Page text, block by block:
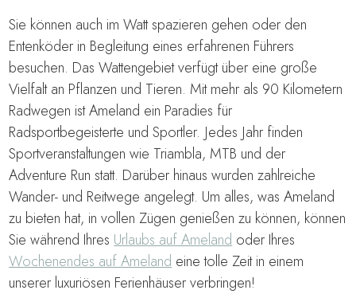
Sie können auch im Watt spazieren gehen oder den
Entenköder in Begleitung eines erfahrenen Führers
besuchen. Das Wattengebiet verfügt über eine große
Vielfalt an Pflanzen und Tieren. Mit mehr als 90 Kilometern
Radwegen ist Ameland ein Paradies für
Radsportbegeisterte und Sportler. Jedes Jahr finden
Sportveranstaltungen wie Triambla, MTB und der
Adventure Run statt. Darüber hinaus wurden zahlreiche
Wander- und Reitwege angelegt. Um alles, was Ameland
zu bieten hat, in vollen Zügen genießen zu können, können
Sie während Ihres Urlaubs auf Ameland oder Ihres
Wochenendes auf Ameland eine tolle Zeit in einem
unserer luxuriösen Ferienhäuser verbringen!